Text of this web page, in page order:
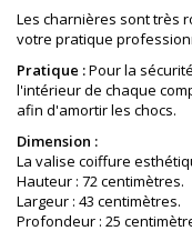
Les charnières sont très
votre pratique
Pratique :Pour la
l'intérieur de chaque
afin d'amortir les chocs.
Dimension :
La valise coiffure
Hauteur : 72 centimètres.
Largeur : 43 centimètres.
Profondeur : 25